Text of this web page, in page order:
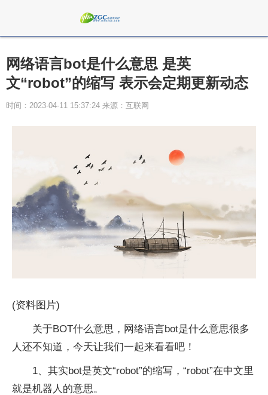
网络语言bot是什么意思 是英
文“robot”的缩写 表示会定期更新动态
时间：2023-04-11 15:37:24 来源：互联网
(资料图片)
关于BOT什么意思，网络语言bot是什么意思很多
人还不知道，今天让我们一起来看看吧！
1、其实bot是英文“robot”的缩写，“robot”在中文里
就是机器人的意思。